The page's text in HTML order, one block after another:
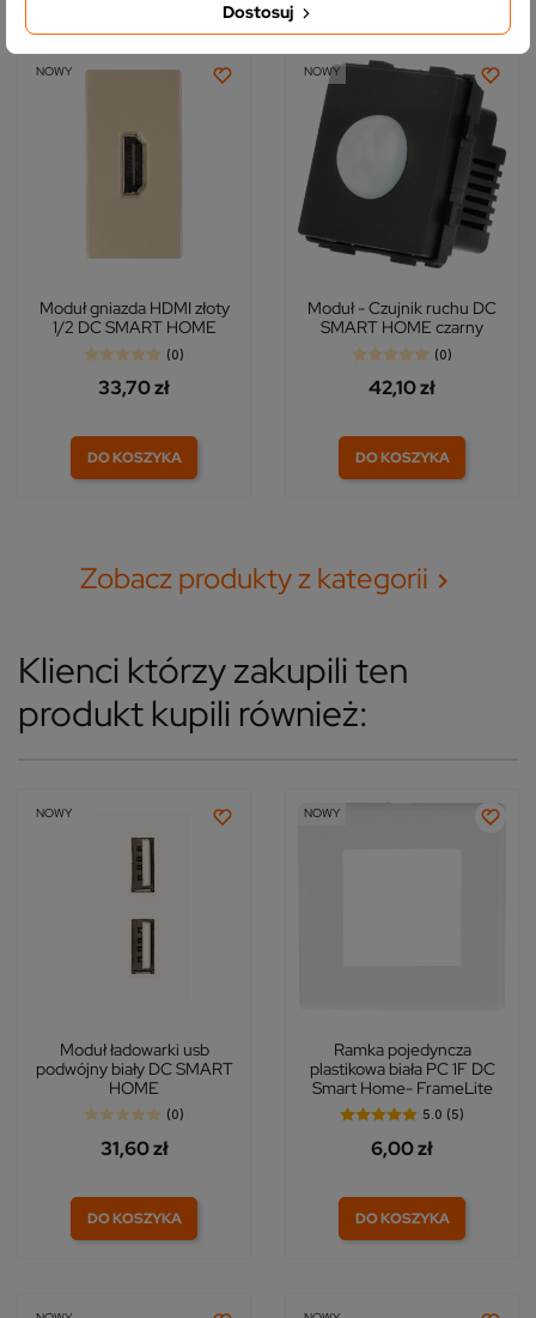
NOWY
Moduł gniazda HDMI złoty
1/2 DC SMART HOME
(0)
33,70 zł
DO KOSZYKA
NOWY
Moduł - Czujnik ruchu DC
SMART HOME czarny
(0)
42,10 zł
DO KOSZYKA
Zobacz produkty z kategorii 
Klienci którzy zakupili ten
produkt kupili również:
NOWY
Moduł ładowarki usb
podwójny biały DC SMART
HOME
(0)
31,60 zł
DO KOSZYKA
NOWY
Ramka pojedyncza
plastikowa biała PC 1F DC
Smart Home- FrameLite
5.0 (5)
6,00 zł
DO KOSZYKA
Dostosuj